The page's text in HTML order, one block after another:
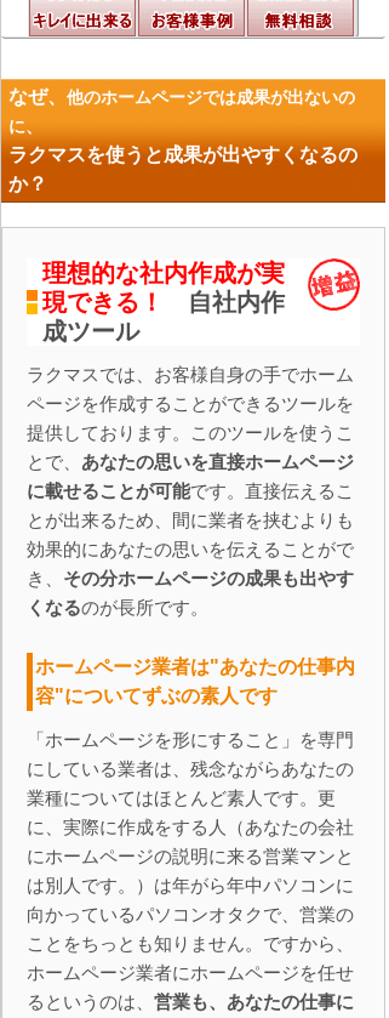
なぜ、 他のホームページでは成果が出ないの
に、
ラクマスを使うと成果が出やすくなるの
か？
理想的な社内作成が実
現できる！
自社内作
成ツール
ラクマスでは、お客様自身の手でホーム
ページを作成することができるツールを
提供しております。このツールを使うこ
とで、 あなたの思いを直接ホームページ
に載せることが可能です。直接伝えるこ
とが出来るため、間に業者を挟むよりも
効果的にあなたの思いを伝えることがで
き、 その分ホームページの成果も出やす
くなるのが長所です。
ホームページ業者は"あなたの仕事内
容"についてずぶの素人です
「ホームページを形にすること」を専門
にしている業者は、残念ながらあなたの
業種についてはほとんど素人です。更
に、実際に作成をする人（あなたの会社
にホームページの説明に来る営業マンと
は別人です。）は年がら年中パソコンに
向かっているパソコンオタクで、営業の
ことをちっとも知りません。ですから、
ホームページ業者にホームページを任せ
るというのは、 営業も、あなたの仕事に